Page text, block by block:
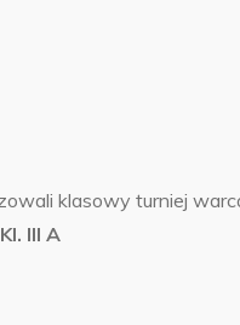
klasowy turniej
Kl. III A